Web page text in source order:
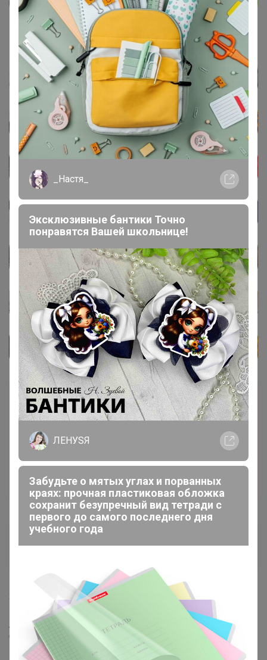
Каталог
24 октября, 2022 12:28
Artemida
, подскажите до второго ноября в ЦР
Черёмушки приедет?
_Настя_
Эксклюзивные бантики Точно
понравятся Вашей школьнице!
ЛЕНУSЯ
Забудьте о мятых углах и порванных
краях: прочная пластиковая обложка
сохранит безупречный вид тетради с
первого до самого последнего дня
учебного года